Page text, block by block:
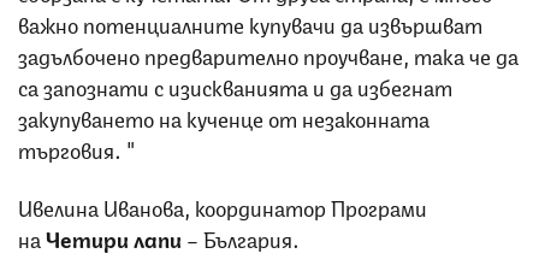
важно потенциалните купувачи да извършват
задълбочено предварително проучване, така че да
са запознати с изискванията и да избегнат
закупуването на кученце от незаконната
търговия. "
Ивелина Иванова, координатор Програми
наЧетири лапи – България.